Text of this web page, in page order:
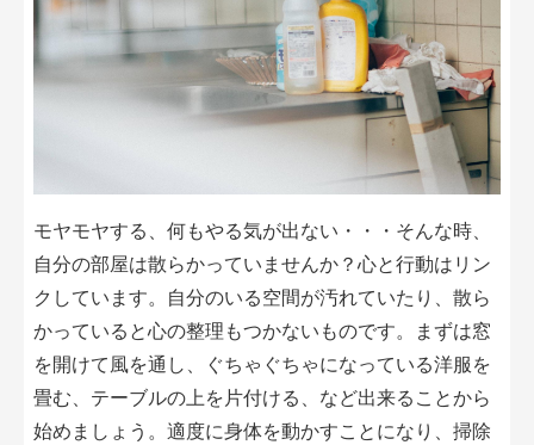
モヤモヤする、何もやる気が出ない・・・そんな時、
自分の部屋は散らかっていませんか？心と行動はリン
クしています。自分のいる空間が汚れていたり、散ら
かっていると心の整理もつかないものです。まずは窓
を開けて風を通し、ぐちゃぐちゃになっている洋服を
畳む、テーブルの上を片付ける、など出来ることから
始めましょう。適度に身体を動かすことになり、掃除